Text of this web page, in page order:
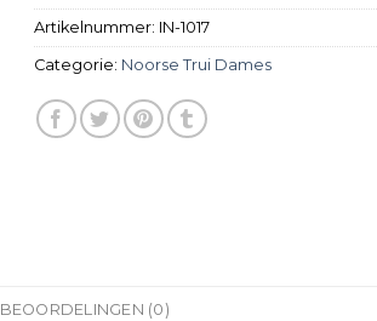
Artikelnummer: IN-1017
Categorie: Noorse Trui Dames
BEOORDELINGEN (0)